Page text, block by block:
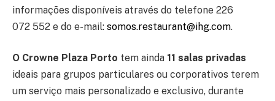
informações disponíveis através do telefone 226
072 552 e do e-mail: somos.restaurant@ihg.com.
O Crowne Plaza Porto tem ainda 11 salas privadas
ideais para grupos particulares ou corporativos terem
um serviço mais personalizado e exclusivo, durante